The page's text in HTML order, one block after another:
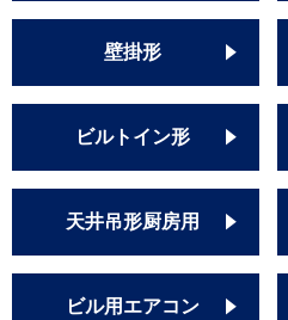
壁掛形
ビルトイン形
天井吊形厨房用
ビル用エアコン